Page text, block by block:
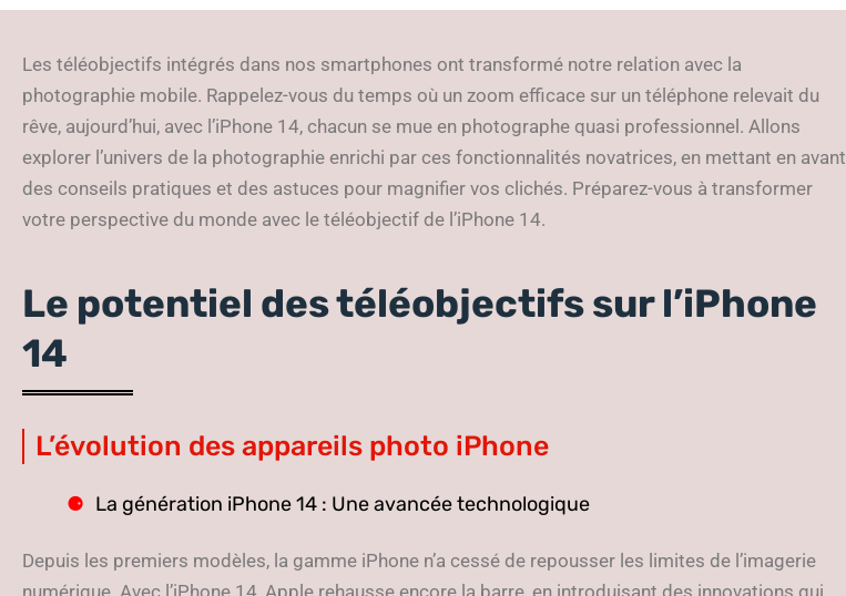
Les téléobjectifs intégrés dans nos smartphones ont transformé notre relation avec la
photographie mobile. Rappelez-vous du temps où un zoom efficace sur un téléphone relevait du
rêve, aujourd’hui, avec l’iPhone 14, chacun se mue en photographe quasi professionnel. Allons
explorer l’univers de la photographie enrichi par ces fonctionnalités novatrices, en mettant en avant
des conseils pratiques et des astuces pour magnifier vos clichés. Préparez-vous à transformer
votre perspective du monde avec le téléobjectif de l’iPhone 14.
Le potentiel des téléobjectifs sur l’iPhone
14
L’évolution des appareils photo iPhone
La génération iPhone 14 : Une avancée technologique
Depuis les premiers modèles, la gamme iPhone n’a cessé de repousser les limites de l’imagerie
numérique. Avec l’iPhone 14, Apple rehausse encore la barre, en introduisant des innovations qui